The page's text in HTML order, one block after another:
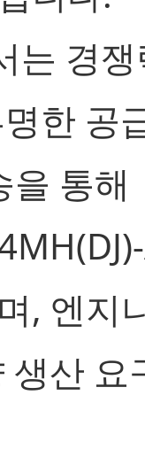
는 경
한 공
을 통해
, 엔지
생산 요